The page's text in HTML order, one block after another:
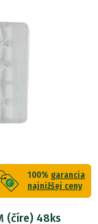
100% garancia
najnižšej ceny
(číre) 48ks